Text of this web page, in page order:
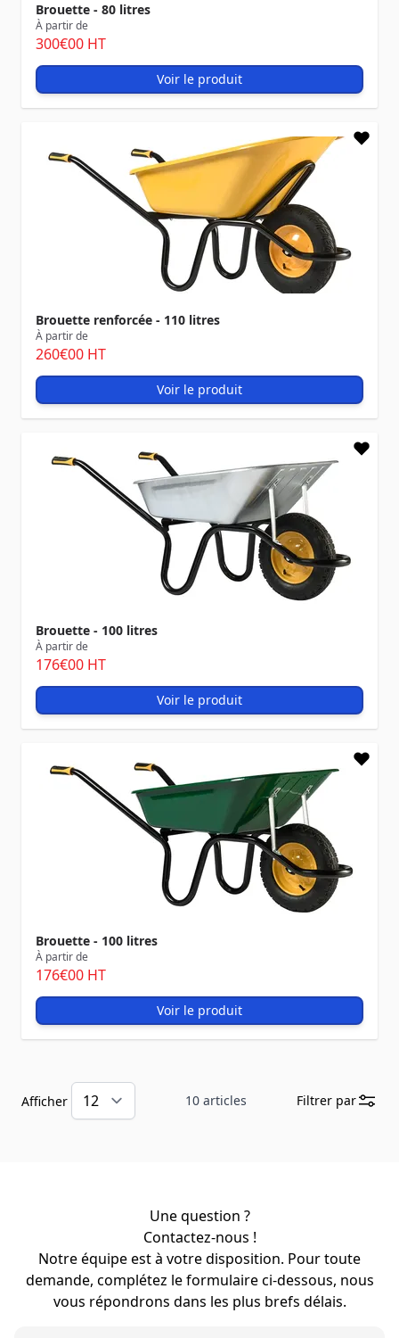
Brouette - 80 litres
À partir de
300€00 HT
Voir le produit
Brouette renforcée - 110 litres
À partir de
260€00 HT
Voir le produit
Brouette - 100 litres
À partir de
176€00 HT
Voir le produit
Brouette - 100 litres
À partir de
176€00 HT
Voir le produit
10 articles
Afficher Filtrer par
Une question ?
Contactez-nous !
Notre équipe est à votre disposition. Pour toute
demande, complétez le formulaire ci-dessous, nous
vous répondrons dans les plus brefs délais.